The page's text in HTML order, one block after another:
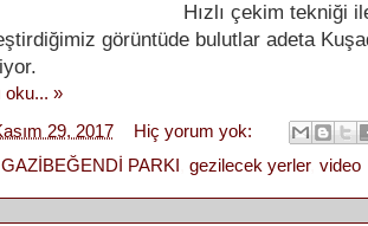
Hızlı çekim tekniği
görüntüde bulutlar adeta
oku... »
29, 2017
Hiç yorum yok:
GAZİBEĞENDİ PARKI gezilecek yerler, video